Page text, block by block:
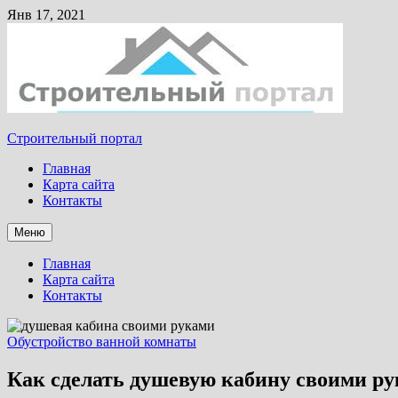
Янв 17, 2021
Строительный портал
Главная
Карта сайта
Контакты
Меню
Главная
Карта сайта
Контакты
Обустройство ванной комнаты
Как сделать душевую кабину своими